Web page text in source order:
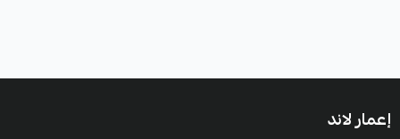
إعمار لاند